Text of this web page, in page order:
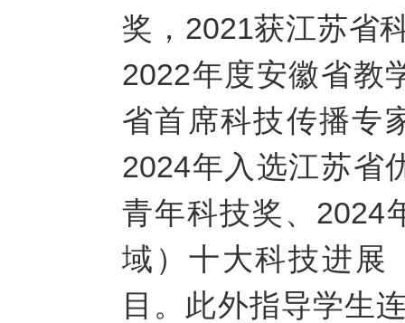
奖，2021获江苏省
2022年度安徽省教
省首席科技传播专
2024年入选江苏省
青年科技奖、2024
域）十大科技进展
目。此外指导学生